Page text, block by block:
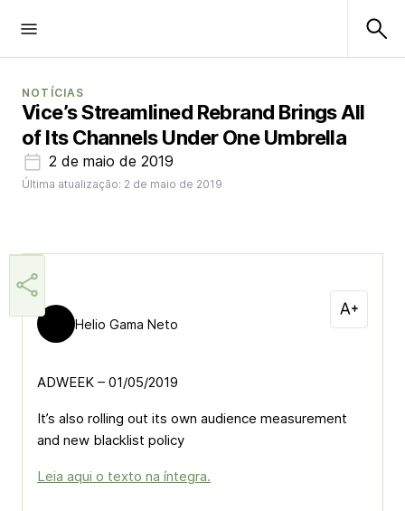
NOTÍCIAS
Vice’s Streamlined Rebrand Brings All
of Its Channels Under One Umbrella
2 de maio de 2019
Última atualização: 2 de maio de 2019
Helio Gama Neto
ADWEEK – 01/05/2019
It’s also rolling out its own audience measurement
and new blacklist policy
Leia aqui o texto na íntegra.